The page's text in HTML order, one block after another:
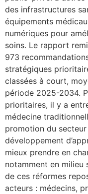
des infrastructures
équipements
numériques pour
soins. Le rapport
973
stratégiques
classées à court,
période 2025-2034.
prioritaires, il y a
médecine
promotion du
développement
mieux prendre en
notamment en milieu
de ces réformes
acteurs : médecins,